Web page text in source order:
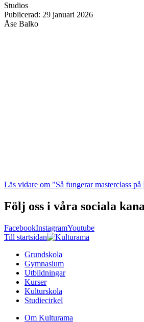
Studios
Publicerad: 29 januari 2026
Åse Balko
Läs vidare om "Så fungerar masterclass
Följ oss i våra sociala
FacebookInstagramYoutube
Till startsidan
Grundskola
Gymnasium
Utbildningar
Kurser
Kulturskola
Studiecirkel
Om Kulturama